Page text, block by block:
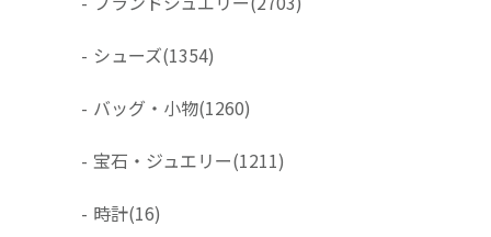
- シューズ(1354)
- バッグ・小物(1260)
- 宝石・ジュエリー(1211)
- 時計(16)